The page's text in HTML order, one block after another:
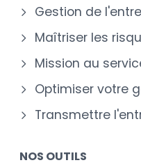
Gestion de
Maîtriser les
Mission au
Optimiser votre
Transmettre
NOS OUTILS